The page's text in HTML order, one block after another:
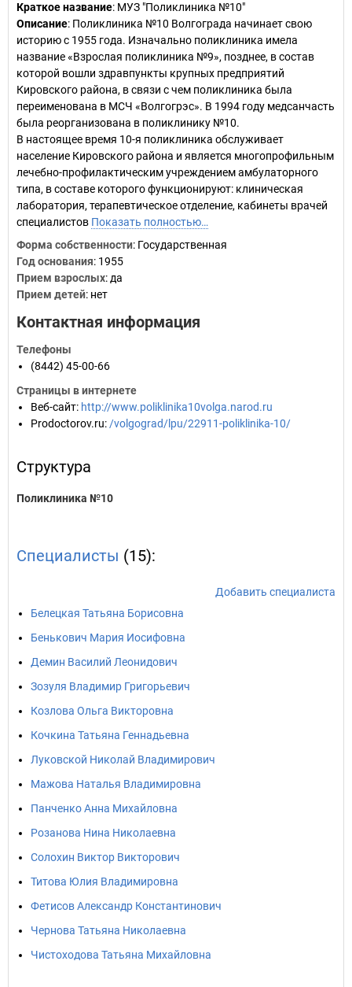
Краткое название: МУЗ "Поликлиника №10"
Описание: Поликлиника №10 Волгограда начинает свою
историю с 1955 года. Изначально поликлиника имела
название «Взрослая поликлиника №9», позднее, в состав
которой вошли здравпункты крупных предприятий
Кировского района, в связи с чем поликлиника была
переименована в МСЧ «Волгогрэс». В 1994 году медсанчасть
была реорганизована в поликлинику №10.
В настоящее время 10-я поликлиника обслуживает
население Кировского района и является многопрофильным
лечебно-профилактическим учреждением амбулаторного
типа, в составе которого функционируют: клиническая
лаборатория, терапевтическое отделение, кабинеты врачей
специалистов Показать полностью…
Форма собственности: Государственная
Год основания: 1955
Прием взрослых: да
Прием детей: нет
Контактная информация
Телефоны
(8442) 45-00-66
Страницы в интернете
Веб-сайт: http://www.poliklinika10volga.narod.ru
Prodoctorov.ru: /volgograd/lpu/22911-poliklinika-10/
Структура
Поликлиника №10
Специалисты (15):
Добавить специалиста
Белецкая Татьяна Борисовна
Бенькович Мария Иосифовна
Демин Василий Леонидович
Зозуля Владимир Григорьевич
Козлова Ольга Викторовна
Кочкина Татьяна Геннадьевна
Луковской Николай Владимирович
Мажова Наталья Владимировна
Панченко Анна Михайловна
Розанова Нина Николаевна
Солохин Виктор Викторович
Титова Юлия Владимировна
Фетисов Александр Константинович
Чернова Татьяна Николаевна
Чистоходова Татьяна Михайловна